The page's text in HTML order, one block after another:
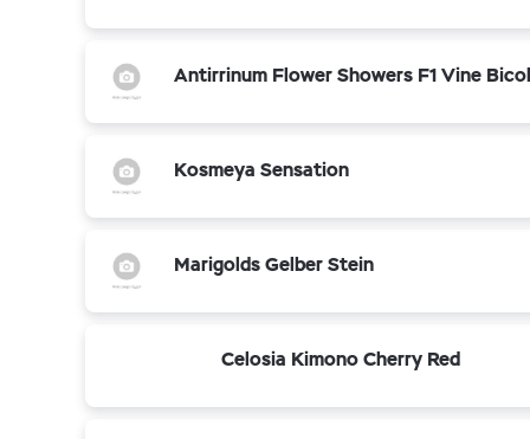
Antirrinum Flower Showers F1 Vine
Kosmeya Sensation
Marigolds Gelber Stein
Celosia Kimono Cherry Red